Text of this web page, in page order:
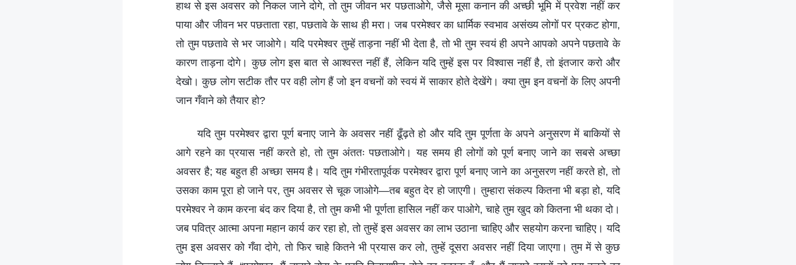
हाथ से इस अवसर को निकल जाने दोगे, तो तुम जीवन भर पछताओगे, जैसे मूसा कनान की अच्छी भूमि में प्रवेश नहीं कर
पाया और जीवन भर पछताता रहा, पछतावे के साथ ही मरा। जब परमेश्वर का धार्मिक स्वभाव असंख्य लोगों पर प्रकट होगा,
तो तुम पछतावे से भर जाओगे। यदि परमेश्वर तुम्हें ताड़ना नहीं भी देता है, तो भी तुम स्वयं ही अपने आपको अपने पछतावे के
कारण ताड़ना दोगे। कुछ लोग इस बात से आश्वस्त नहीं हैं, लेकिन यदि तुम्हें इस पर विश्वास नहीं है, तो इंतजार करो और
देखो। कुछ लोग सटीक तौर पर वही लोग हैं जो इन वचनों को स्वयं में साकार होते देखेंगे। क्या तुम इन वचनों के लिए अपनी
जान गँवाने को तैयार हो?
यदि तुम परमेश्वर द्वारा पूर्ण बनाए जाने के अवसर नहीं ढूँढ़ते हो और यदि तुम पूर्णता के अपने अनुसरण में बाकियों से
आगे रहने का प्रयास नहीं करते हो, तो तुम अंततः पछताओगे। यह समय ही लोगों को पूर्ण बनाए जाने का सबसे अच्छा
अवसर है; यह बहुत ही अच्छा समय है। यदि तुम गंभीरतापूर्वक परमेश्वर द्वारा पूर्ण बनाए जाने का अनुसरण नहीं करते हो, तो
उसका काम पूरा हो जाने पर, तुम अवसर से चूक जाओगे—तब बहुत देर हो जाएगी। तुम्हारा संकल्प कितना भी बड़ा हो, यदि
परमेश्वर ने काम करना बंद कर दिया है, तो तुम कभी भी पूर्णता हासिल नहीं कर पाओगे, चाहे तुम खुद को कितना भी थका दो।
जब पवित्र आत्मा अपना महान कार्य कर रहा हो, तो तुम्हें इस अवसर का लाभ उठाना चाहिए और सहयोग करना चाहिए। यदि
तुम इस अवसर को गँवा दोगे, तो फिर चाहे कितने भी प्रयास कर लो, तुम्हें दूसरा अवसर नहीं दिया जाएगा। तुम में से कुछ